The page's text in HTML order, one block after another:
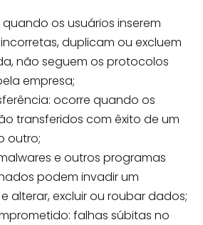
quando os usuários inserem
duplicam ou excluem
não seguem os protocolos
empresa;
ocorre quando os
transferidos com êxito de um
outro;
e outros programas
podem invadir um
alterar, excluir ou roubar dados;
falhas súbitas no